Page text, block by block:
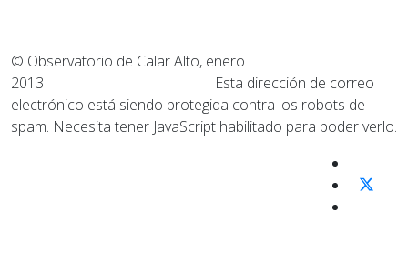
© Observatorio de Calar Alto, enero
2013 Esta dirección de correo
electrónico está siendo protegida contra los robots de
spam. Necesita tener JavaScript habilitado para poder verlo.